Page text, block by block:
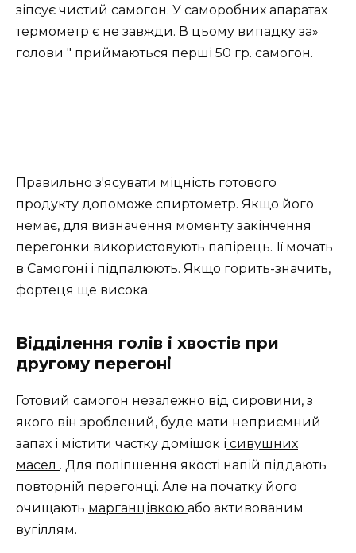
зіпсує чистий самогон. У саморобних апаратах
термометр є не завжди. В цьому випадку за»
голови " приймаються перші 50 гр. самогон.
Правильно з'ясувати міцність готового
продукту допоможе спиртометр. Якщо його
немає, для визначення моменту закінчення
перегонки використовують папірець. Її мочать
в Самогоні і підпалюють. Якщо горить-значить,
фортеця ще висока.
Відділення голів і хвостів при
другому перегоні
Готовий самогон незалежно від сировини, з
якого він зроблений, буде мати неприємний
запах і містити частку домішок і сивушних
масел . Для поліпшення якості напій піддають
повторній перегонці. Але на початку його
очищають марганцівкою або активованим
вугіллям.